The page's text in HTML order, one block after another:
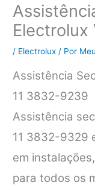
Electrolux
/ Electrolux / Por
Assistência
11 3832-9239
Assistência
11 3832-9329
em
para todos os